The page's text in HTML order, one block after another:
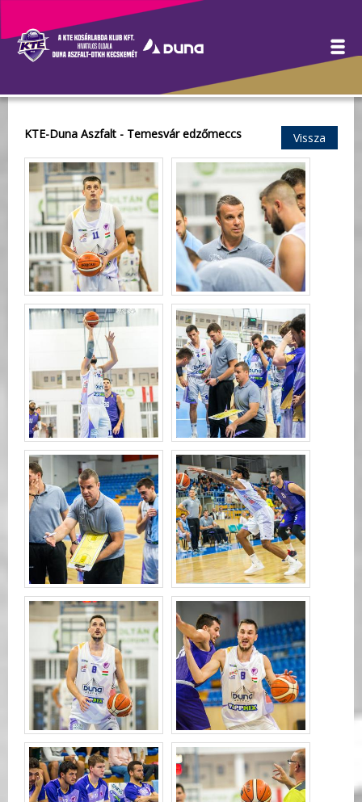
Galéria
KTE-Duna Aszfalt - Temesvár edzőmeccs Vissza